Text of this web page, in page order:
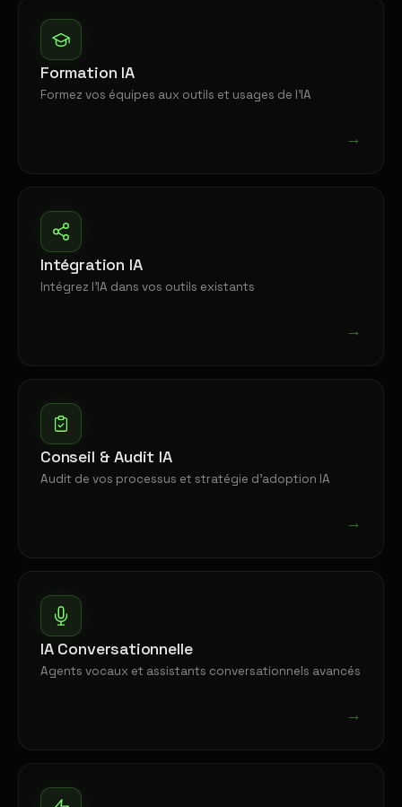
Formation IA
Formez vos équipes aux outils et usages de l'IA
→
Intégration IA
Intégrez l'IA dans vos outils existants
→
Conseil & Audit IA
Audit de vos processus et stratégie d'adoption IA
→
IA Conversationnelle
Agents vocaux et assistants conversationnels avancés
→